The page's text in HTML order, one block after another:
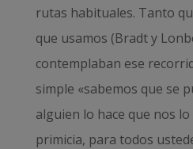
rutas habituales. Tanto
que usamos (Bradt y
contemplaban ese
simple «sabemos que se
alguien lo hace que nos
primicia, para todos